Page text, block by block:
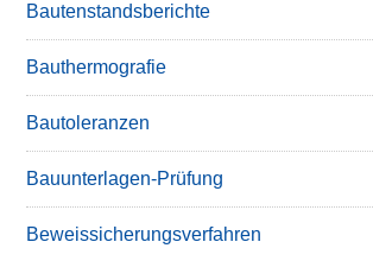
Bautenstandsberichte
Bauthermografie
Bautoleranzen
Bauunterlagen-Prüfung
Beweissicherungsverfahren